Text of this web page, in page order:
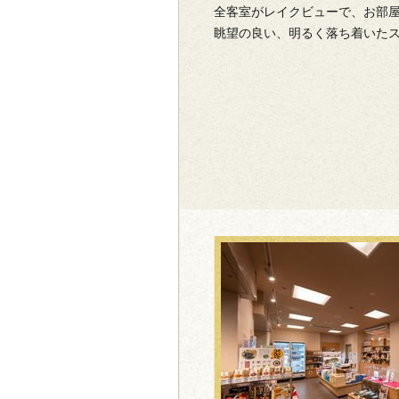
全客室がレイクビューで、お部
眺望の良い、明るく落ち着いた